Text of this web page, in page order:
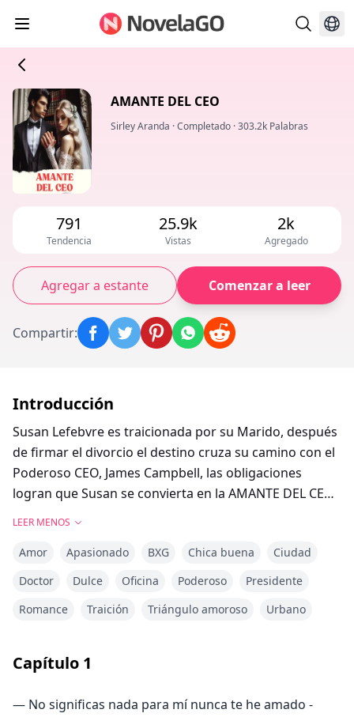
AMANTE DEL CEO
Sirley Aranda ·Completado ·303.2k Palabras
791
Tendencia
25.9k
Vistas
2k
Agregado
Agregar a estante Comenzar a leer
Compartir:
Introducción
Susan Lefebvre es traicionada por su Marido, después
de firmar el divorcio el destino cruza su camino con el
Poderoso CEO, James Campbell, las obligaciones
logran que Susan se convierta en la AMANTE DEL CEO,
LEER MENOS
Amor Apasionado BXG Chica buena
Ciudad
Doctor
Dulce Oficina Poderoso
Presidente
Romance
Traición Triángulo amoroso Urbano
Capítulo 1
— No significas nada para mí nunca te he amado -